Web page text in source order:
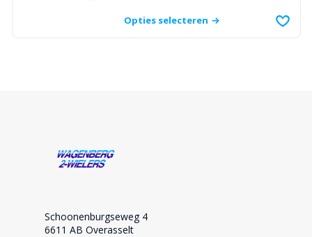
Opties selecteren
Schoonenburgseweg 4
6611 AB Overasselt